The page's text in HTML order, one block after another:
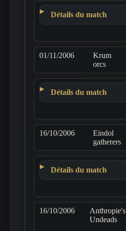
Détails du match
01/11/2006
Krum
orcs
Détails du match
16/10/2006
Eindol
gatherers
Détails du match
16/10/2006
Anthropie's
Undeads